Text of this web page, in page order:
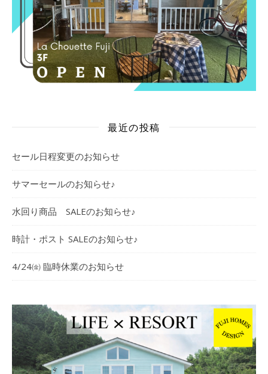
最近の投稿
セール日程変更のお知らせ
サマーセールのお知らせ♪
水回り商品 SALEのお知らせ♪
時計・ポスト SALEのお知らせ♪
4/24㈮ 臨時休業のお知らせ